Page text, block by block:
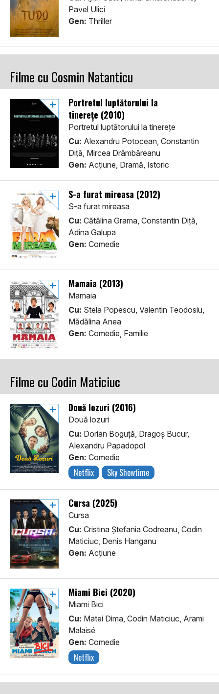
Pavel Ulici
Gen: Thriller
Filme cu Cosmin Natanticu
Portretul luptătorului la
tinerețe (2010)
Portretul luptătorului la tinerețe
Cu: Alexandru Potocean, Constantin
Diță, Mircea Drâmbăreanu
Gen: Acţiune, Dramă, Istoric
S-a furat mireasa (2012)
S-a furat mireasa
Cu: Cătălina Grama, Constantin Diță,
Adina Galupa
Gen: Comedie
Mamaia (2013)
Mamaia
Cu: Stela Popescu, Valentin Teodosiu,
Mădălina Anea
Gen: Comedie, Familie
Filme cu Codin Maticiuc
Două lozuri (2016)
Două lozuri
Cu: Dorian Boguță, Dragoș Bucur,
Alexandru Papadopol
Gen: Comedie
Netflix Sky Showtime
Cursa (2025)
Cursa
Cu: Cristina Ștefania Codreanu, Codin
Maticiuc, Denis Hanganu
Gen: Acţiune
Miami Bici (2020)
Miami Bici
Cu: Matei Dima, Codin Maticiuc, Arami
Malaisé
Gen: Comedie
Netflix